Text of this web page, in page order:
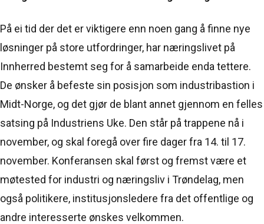
På ei tid der det er viktigere enn noen gang å finne nye
løsninger på store utfordringer, har næringslivet på
Innherred bestemt seg for å samarbeide enda tettere.
De ønsker å befeste sin posisjon som industribastion i
Midt-Norge, og det gjør de blant annet gjennom en felles
satsing på Industriens Uke. Den står på trappene nå i
november, og skal foregå over fire dager fra 14. til 17.
november. Konferansen skal først og fremst være et
møtested for industri og næringsliv i Trøndelag, men
også politikere, institusjonsledere fra det offentlige og
andre interesserte ønskes velkommen.